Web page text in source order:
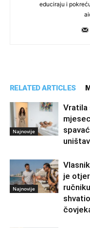
educiraju i
RELATED ARTICLES
Najnovije
Vratila
Najnovije
je